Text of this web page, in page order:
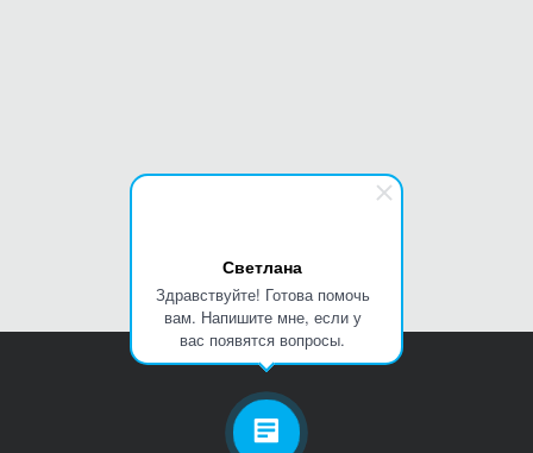
Светлана
Здравствуйте! Готова помочь
вам. Напишите мне, если у
вас появятся вопросы.